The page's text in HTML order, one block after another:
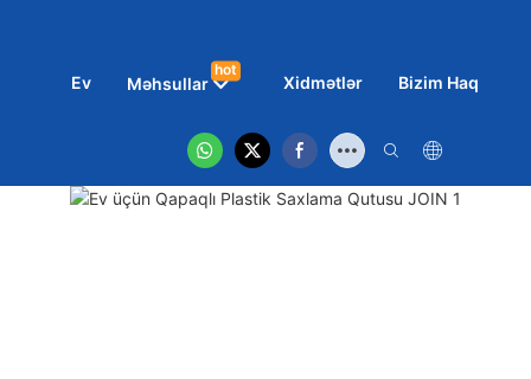
Ev Məhsullar
hot
Xidmətlər Bizim Haqqımız